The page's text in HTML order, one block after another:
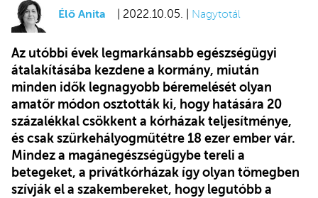
Élő Anita | 2022.10.05. | Nagytotál
Az utóbbi évek legmarkánsabb egészségügyi
átalakításába kezdene a kormány, miután
minden idők legnagyobb béremelését olyan
amatőr módon osztották ki, hogy hatására 20
százalékkal csökkent a kórházak teljesítménye,
és csak szürkehályogműtétre 18 ezer ember vár.
Mindez a magánegészségügybe tereli a
betegeket, a privátkórházak így olyan tömegben
szívják el a szakembereket, hogy legutóbb a